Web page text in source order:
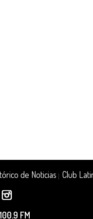
de Noticias Club
FM